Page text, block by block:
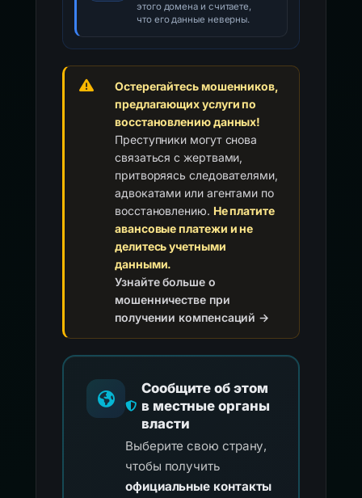
этого домена и считаете,
что его данные неверны.
Остерегайтесь мошенников,
предлагающих услуги по
восстановлению данных!
Преступники могут снова
связаться с жертвами,
притворяясь следователями,
адвокатами или агентами по
восстановлению. Не платите
авансовые платежи и не
делитесь учетными
данными.
Узнайте больше о
мошенничестве при
получении компенсаций →
Сообщите об этом
в местные органы
власти
Выберите свою страну,
чтобы получить
официальные контакты